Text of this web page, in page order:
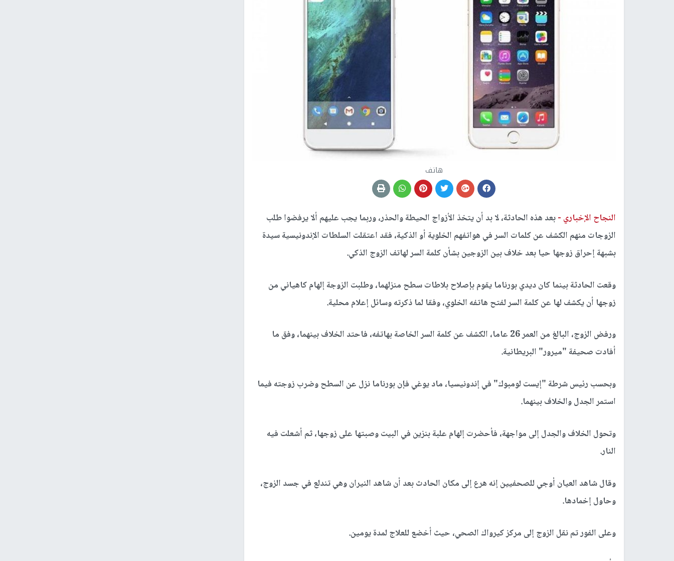
هاتف
النجاح الإخباري -بعد هذه الحادثة، لا بد أن يتخذ الأزواج الحيطة والحذر، وربما يجب عليهم ألا يرفضوا طلب
الزوجات منهم الكشف عن كلمات السر في هواتفهم الخلوية أو الذكية، فقد اعتقلت السلطات الإندونيسية سيدة
بشبهة إحراق زوجها حيا بعد خلاف بين الزوجين بشأن كلمة السر لهاتف الزوج الذكي.
وقعت الحادثة بينما كان ديدي بورناما يقوم بإصلاح بلاطات سطح منزلهما، وطلبت الزوجة إلهام كاهياني من
زوجها أن يكشف لها عن كلمة السر لفتح هاتفه الخلوي، وفقا لما ذكرته وسائل إعلام محلية.
ورفض الزوج، البالغ من العمر 26 عاما، الكشف عن كلمة السر الخاصة بهاتفه، فاحتد الخلاف بينهما، وفق ما
أفادت صحيفة "ميرور" البريطانية.
وبحسب رئيس شرطة "إيست لومبوك" في إندونيسيا، ماد يوغي فإن بورناما نزل عن السطح وضرب زوجته فيما
استمر الجدل والخلاف بينهما.
وتحول الخلاف والجدل إلى مواجهة، فأحضرت إلهام علبة بنزين في البيت وصبتها على زوجها، ثم أشعلت فيه
النار.
وقال شاهد العيان أوجي للصحفيين إنه هرع إلى مكان الحادث بعد أن شاهد النيران وهي تندلع في جسد الزوج،
وحاول إخمادها.
وعلى الفور تم نقل الزوج إلى مركز كيرواك الصحي، حيث أخضع للعلاج لمدة يومين.